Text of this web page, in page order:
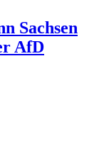
Sachsen
AfD